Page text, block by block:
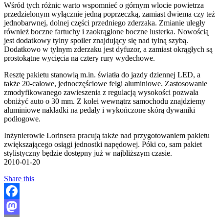
Wśród tych różnic warto wspomnieć o górnym wlocie powietrza
przedzielonym wyłącznie jedną poprzeczką, zamiast dwiema czy też
jednobarwnej, dolnej części przedniego zderzaka. Zmianie uległy
również boczne fartuchy i zaokrąglone boczne lusterka. Nowością
jest dodatkowy tylny spoiler znajdujący się nad tylną szybą.
Dodatkowo w tylnym zderzaku jest dyfuzor, a zamiast okrągłych są
prostokątne wycięcia na cztery rury wydechowe.
Resztę pakietu stanowią m.in. światła do jazdy dziennej LED, a
także 20-calowe, jednoczęściowe felgi aluminiowe. Zastosowanie
zmodyfikowanego zawieszenia z regulacją wysokości pozwala
obniżyć auto o 30 mm. Z kolei wewnątrz samochodu znajdziemy
aluminiowe nakładki na pedały i wykończone skórą dywaniki
podłogowe.
Inżynierowie Lorinsera pracują także nad przygotowaniem pakietu
zwiększającego osiągi jednostki napędowej. Póki co, sam pakiet
stylistyczny będzie dostępny już w najbliższym czasie.
2010-01-20
Share this
Facebook